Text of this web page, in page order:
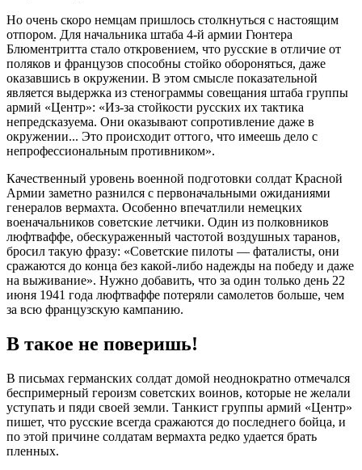
Но очень скоро немцам пришлось столкнуться с настоящим
отпором. Для начальника штаба 4-й армии Гюнтера
Блюментритта стало откровением, что русские в отличие от
поляков и французов способны стойко обороняться, даже
оказавшись в окружении. В этом смысле показательной
является выдержка из стенограммы совещания штаба группы
армий «Центр»: «Из-за стойкости русских их тактика
непредсказуема. Они оказывают сопротивление даже в
окружении... Это происходит оттого, что имеешь дело с
непрофессиональным противником».
Качественный уровень военной подготовки солдат Красной
Армии заметно разнился с первоначальными ожиданиями
генералов вермахта. Особенно впечатлили немецких
военачальников советские летчики. Один из полковников
люфтваффе, обескураженный частотой воздушных таранов,
бросил такую фразу: «Советские пилоты — фаталисты, они
сражаются до конца без какой-либо надежды на победу и даже
на выживание». Нужно добавить, что за один только день 22
июня 1941 года люфтваффе потеряли самолетов больше, чем
за всю французскую кампанию.
В такое не поверишь!
В письмах германских солдат домой неоднократно отмечался
беспримерный героизм советских воинов, которые не желали
уступать и пяди своей земли. Танкист группы армий «Центр»
пишет, что русские всегда сражаются до последнего бойца, и
по этой причине солдатам вермахта редко удается брать
пленных.